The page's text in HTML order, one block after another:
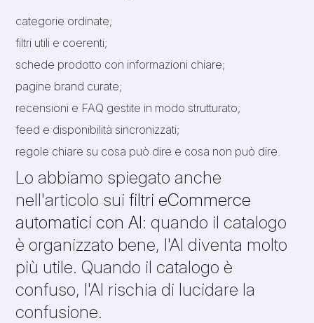
categorie ordinate;
filtri utili e coerenti;
schede prodotto con informazioni chiare;
pagine brand curate;
recensioni e FAQ gestite in modo strutturato;
feed e disponibilità sincronizzati;
regole chiare su cosa può dire e cosa non può dire.
Lo abbiamo spiegato anche
nell'articolo suifiltri eCommerce
automatici con AI: quando il catalogo
è organizzato bene, l'AI diventa molto
più utile. Quando il catalogo è
confuso, l'AI rischia di lucidare la
confusione.